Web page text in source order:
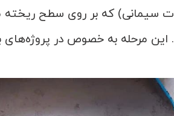
سیمانی) که بر روی سطح ریخته
این مرحله به خصوص در